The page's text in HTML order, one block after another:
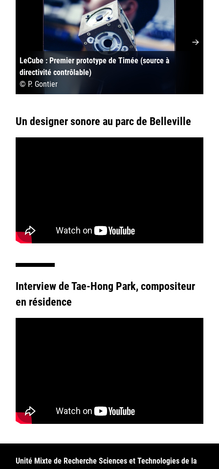
LeCube : Premier prototype de Timée (source à
directivité contrôlable)
© P. Gontier
Un designer sonore au parc de Belleville
Interview de Tae-Hong Park, compositeur
en résidence
Unité Mixte de Recherche Sciences et Technologies de la